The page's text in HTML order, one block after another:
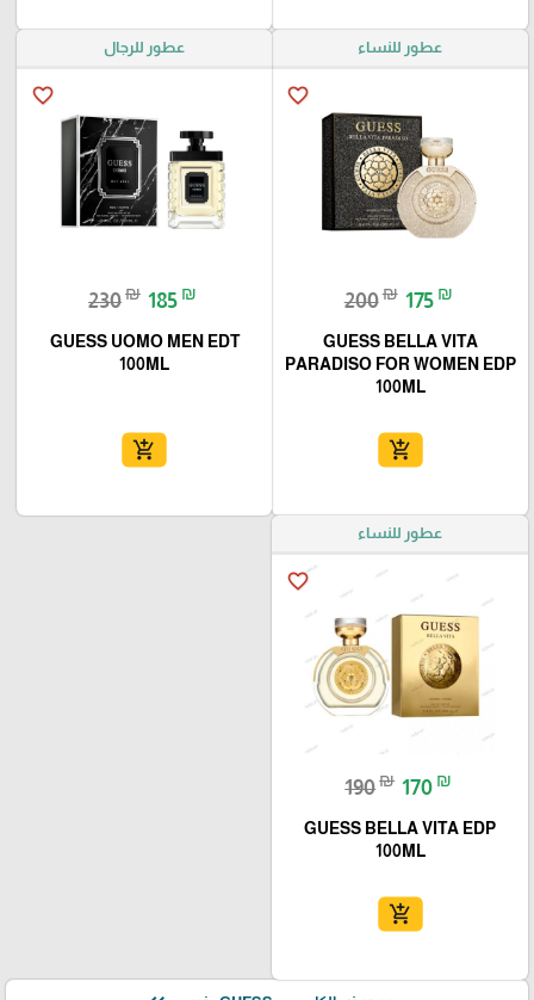
عطور للنساء
favorite_border
200₪ 175 ₪
GUESS BELLA VITA
PARADISO FOR WOMEN EDP
100ML
add_shopping_cart
عطور للرجال
favorite_border
230₪ 185 ₪
GUESS UOMO MEN EDT
100ML
add_shopping_cart
عطور للنساء
favorite_border
190₪ 170 ₪
GUESS BELLA VITA EDP
100ML
add_shopping_cart